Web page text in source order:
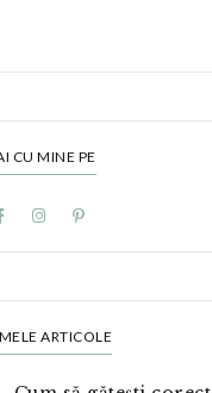
CU MINE PE
ARTICOLE